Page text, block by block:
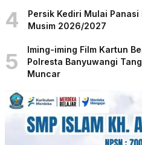
4
Persik Kediri Mulai
Musim 2026/2027
5
Iming-iming Film Kartun
Polresta Banyuwangi
Muncar